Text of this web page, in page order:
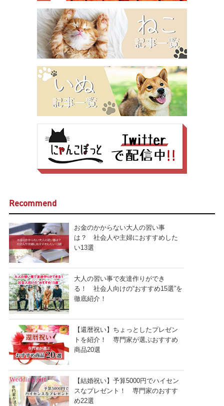
Recommend
お金のかからない大人の習い事
は？ 社会人や主婦におすすめした
い13選
大人の習い事で友達作りができ
る！ 社会人向けの“おすすめ15選”を
徹底紹介！
【還暦祝い】ちょっとしたプレゼン
トを紹介！ 専門家が選ぶおすすめ
商品20選
【結婚祝い】予算5000円でハイセン
スなプレゼント！ 専門家のおすす
め22選